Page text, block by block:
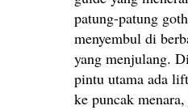
patung-patung
menyembul di
yang menjulang.
pintu utama ada
ke puncak